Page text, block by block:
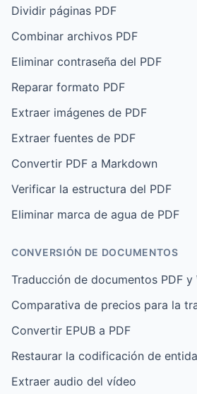
Dividir páginas PDF
Combinar archivos PDF
Eliminar contraseña del PDF
Reparar formato PDF
Extraer imágenes de PDF
Extraer fuentes de PDF
Convertir PDF a Markdown
Verificar la estructura del PDF
Eliminar marca de agua de PDF
CONVERSIÓN DE DOCUMENTOS
Traducción de documentos PDF y
Comparativa de precios para la
Convertir EPUB a PDF
Restaurar la codificación de
Extraer audio del vídeo